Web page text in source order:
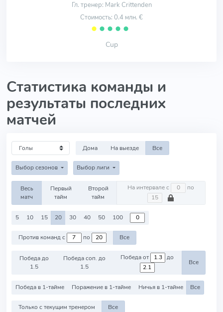
Гл. тренер: Mark Crittenden
Стоимость: 0.4 млн. €
⬤ ⬤ ⬤ ⬤ ⬤
Cup
Статистика команды и
результаты последних
матчей
Дома На выезде Все
Выбор сезонов Выбор лиги
Весь
матч
Первый
тайм
Второй
тайм
На интервале с по
5 10 15 20 30 40 50 100
Против команд с по Все
Победа до
1.5
Победа соп. до
1.5
Победа от до
Все
Победа в 1-тайме Поражение в 1-тайме Ничья в 1-тайме Все
Только с текущим тренером Все